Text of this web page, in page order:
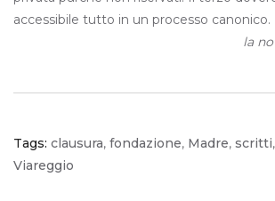
accessibile tutto in un processo canonico.
la
Tags: clausura, fondazione, Madre, scritti,
Viareggio